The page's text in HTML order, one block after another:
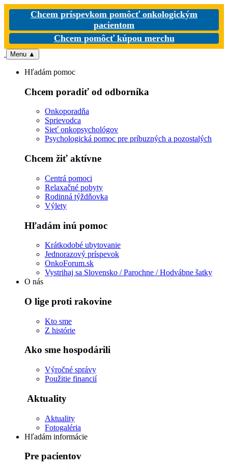
Chcem príspevkom pomôcť onkologickým
pacientom
Chcem pomôcť kúpou merchu
Menu ▲
Hľadám pomoc
Chcem poradiť od odborníka
Onkoporadňa
Sprievodca
Sieť onkopsychológov
Psychologická pomoc pre príbuzných a pozostalých
Chcem žiť aktívne
Centrá pomoci
Relaxačné pobyty
Rodinná týždňovka
Výlety
Hľadám inú pomoc
Krátkodobé ubytovanie
Jednorazový príspevok
OnkoForum.sk
Vystrihaj sa Slovensko / Parochne / Hodvábne šatky
O nás
O lige proti rakovine
Kto sme
Z histórie
Ako sme hospodárili
Výročné správy
Použitie financií
Aktuality
Aktuality
Fotogaléria
Hľadám informácie
Pre pacientov